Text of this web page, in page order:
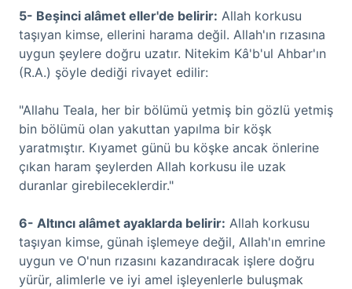
5- Beşinci alâmet eller'de belirir: Allah korkusu
taşıyan kimse, ellerini harama değil. Allah'ın rızasına
uygun şeylere doğru uzatır. Nitekim Kâ'b'ul Ahbar'ın
(R.A.) şöyle dediği rivayet edilir:
"Allahu Teala, her bir bölümü yetmiş bin gözlü yetmiş
bin bölümü olan yakuttan yapılma bir köşk
yaratmıştır. Kıyamet günü bu köşke ancak önlerine
çıkan haram şeylerden Allah korkusu ile uzak
duranlar girebileceklerdir."
6- Altıncı alâmet ayaklarda belirir: Allah korkusu
taşıyan kimse, günah işlemeye değil, Allah'ın emrine
uygun ve O'nun rızasını kazandıracak işlere doğru
yürür, alimlerle ve iyi amel işleyenlerle buluşmak